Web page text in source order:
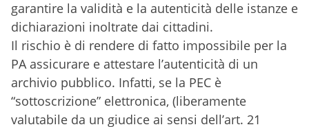
garantire la validità e la autenticità delle istanze e
dichiarazioni inoltrate dai cittadini.
Il rischio è di rendere di fatto impossibile per la
PA assicurare e attestare l’autenticità di un
archivio pubblico. Infatti, se la PEC è
“sottoscrizione” elettronica, (liberamente
valutabile da un giudice ai sensi dell’art. 21